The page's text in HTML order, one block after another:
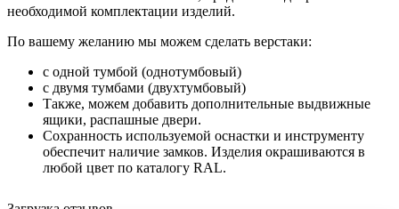
необходимой комплектации изделий.
По вашему желанию мы можем сделать верстаки:
с одной тумбой (однотумбовый)
с двумя тумбами (двухтумбовый)
Также, можем добавить дополнительные выдвижные
ящики, распашные двери.
Сохранность используемой оснастки и инструменту
обеспечит наличие замков. Изделия окрашиваются в
любой цвет по каталогу RAL.